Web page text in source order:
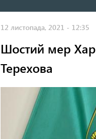
12 листопада, 2021 - 12:35
Шостий мер
Терехова